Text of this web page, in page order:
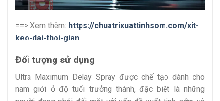
==> Xem thêm: https://chuatrixuattinhsom.com/xit-
keo-dai-thoi-gian
Đối tượng sử dụng
Ultra Maximum Delay Spray được chế tạo dành cho
nam giới ở độ tuổi trưởng thành, đặc biệt là những